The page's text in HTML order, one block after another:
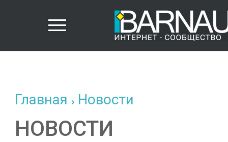
Главная Новости
НОВОСТИ